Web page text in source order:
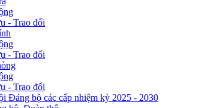
- Trao đổi
- Trao đổi
- Trao đổi
Đảng bộ các cấp nhiệm kỳ 2025 - 2030